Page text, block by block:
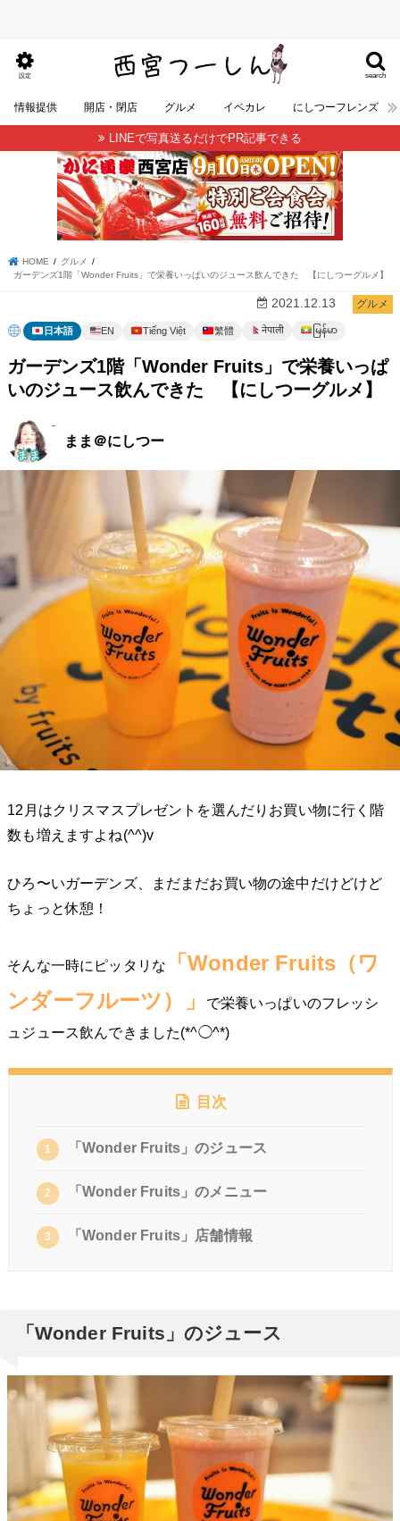
search
設定
情報提供 開店・閉店 グルメ イベカレ にしつーフレンズ
LINEで写真送るだけでPR記事できる
HOME
グルメ
ガーデンズ1階「Wonder Fruits」で栄養いっぱいのジュース飲んできた 【にしつーグルメ】
グルメ
2021.12.13
日本語 EN Tiếng Việt 繁體 नेपाली မြန်မာ
ガーデンズ1階「Wonder Fruits」で栄養いっぱ
いのジュース飲んできた 【にしつーグルメ】
まま＠にしつー
12月はクリスマスプレゼントを選んだりお買い物に行く階
数も増えますよね(^^)v
ひろ〜いガーデンズ、まだまだお買い物の途中だけどけど
ちょっと休憩！
そんな一時にピッタリな
「Wonder Fruits（ワ
ンダーフルーツ）」
で栄養いっぱいのフレッシ
ュジュース飲んできました(*^◯^*)
目次
1 「Wonder Fruits」のジュース
2 「Wonder Fruits」のメニュー
3 「Wonder Fruits」店舗情報
「Wonder Fruits」のジュース